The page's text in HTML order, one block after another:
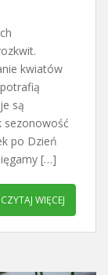
kwiatów
są
sezonowość
po Dzień
[…]
CZYTAJ WIĘCEJ